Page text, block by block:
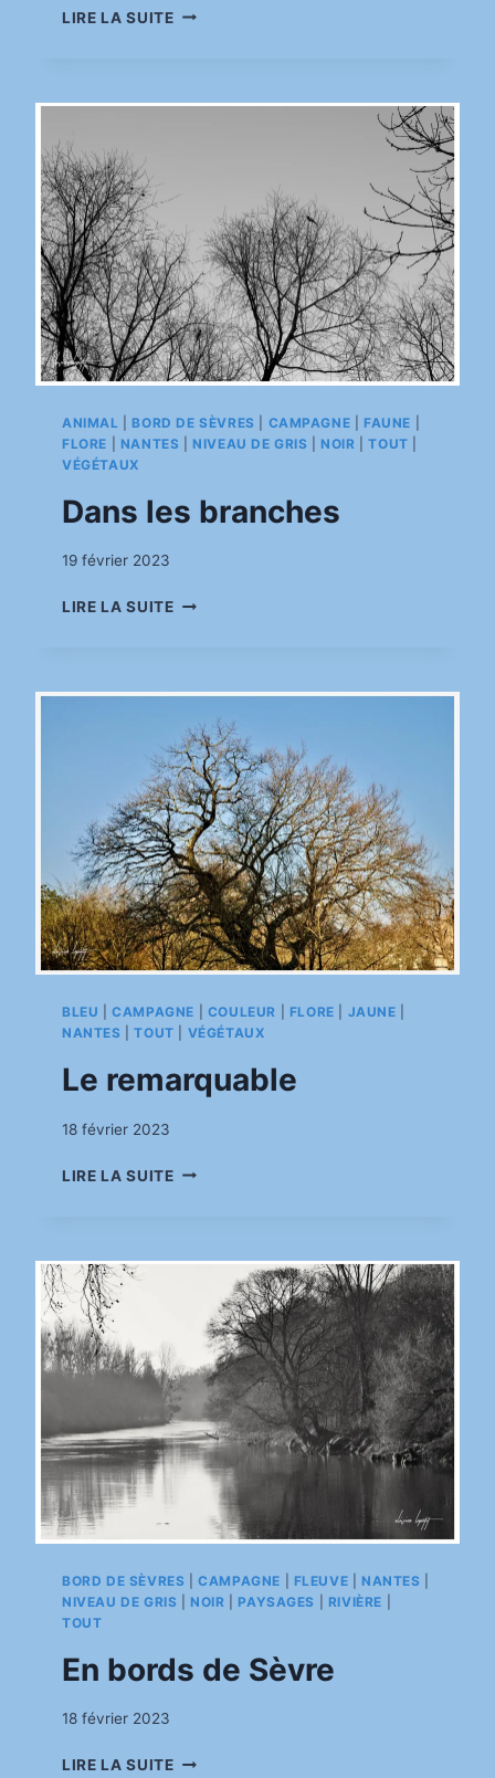
LIRE LA SUITEBATEAU
ANIMAL |BORD DE SÈVRES CAMPAGNE |FAUNE
FLORE
NANTES |NIVEAU DE GRIS |NOIR |TOUT
VÉGÉTAUX
Dans les branches
Par
19 février 2023
LIRE LA SUITEDANS
BLEU |CAMPAGNE COULEUR FLORE JAUNE
NANTES |TOUT VÉGÉTAUX
Le remarquable
Par
18 février 2023
LIRE LA SUITELE
BORD DE SÈVRES |CAMPAGNE FLEUVE |NANTES
NIVEAU DE GRIS |NOIR |PAYSAGES RIVIÈRE
TOUT
En bords de Sèvre
Par
18 février 2023
LIRE LA SUITEEN